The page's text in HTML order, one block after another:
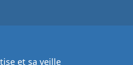
et sa veille